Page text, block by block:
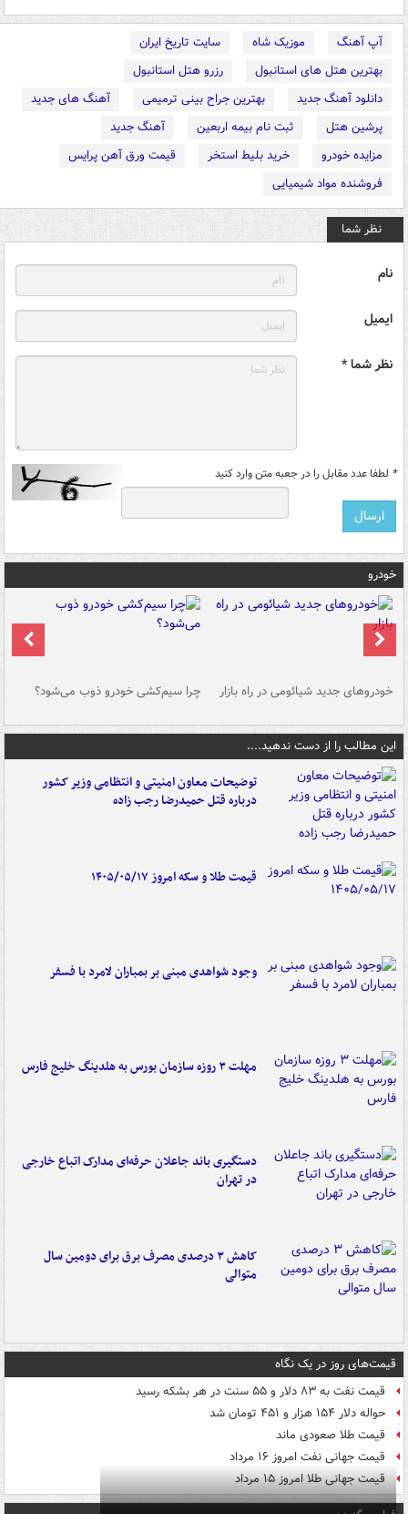
آپ آهنگ موزیک شاه
سایت تاریخ ایران
بهترین هتل های استانبول
رزرو هتل استانبول
دانلود آهنگ جدید
بهترین جراح بینی ترمیمی
آهنگ های جدید
پرشین هتل
ثبت نام بیمه اربعین
آهنگ جدید
مزایده خودرو
خرید بلیط استخر
قیمت ورق آهن پرایس
فروشنده مواد شیمیایی
نظر شما
نام
ایمیل
نظر شما *
* لطفا عدد مقابل را در جعبه متن وارد کنید
خودرو
خودروهای جدید شیائومی در راه بازار چرا سیم‌کشی خودرو ذوب می‌شود؟
این مطالب را از دست ندهید....
توضیحات معاون امنیتی و انتظامی وزیر کشور
درباره قتل حمیدرضا رجب زاده
قیمت طلا و سکه امروز ۱۴۰۵/۰۵/۱۷
وجود شواهدی مبنی بر بمباران لامرد با فسفر
مهلت ۳ روزه سازمان بورس به هلدینگ خلیج فارس
دستگیری باند جاعلان حرفه‌ای مدارک اتباع خارجی
در تهران
کاهش ۳ درصدی مصرف برق برای دومین سال
متوالی
قیمت‌های روز در یک نگاه
قیمت نفت به ۸۳ دلار و ۵۵ سنت در هر بشکه رسید
حواله دلار ۱۵۴ هزار و ۴۵۱ تومان شد
قیمت طلا صعودی ماند
قیمت جهانی نفت امروز ۱۶ مرداد
قیمت جهانی طلا امروز ۱۵ مرداد